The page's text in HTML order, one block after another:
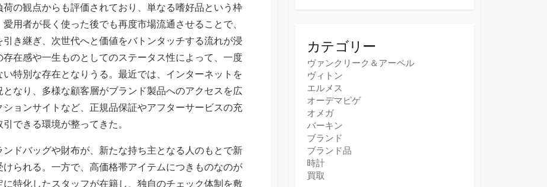
の観点からも評価されており、単なる嗜好品という枠
用者が長く使った後でも再度市場流通させることで、
き継ぎ、次世代へと価値をバトンタッチする流れが浸
在感や一生ものとしてのステータス性によって、一度
特別な存在となりうる。最近では、インターネットを
なり、多様な顧客層がブランド製品へのアクセスを広
ョンサイトなど、正規品保証やアフターサービスの充
できる環境が整ってきた。
ドバッグや財布が、新たな持ち主となる人のもとで新
られる。一方で、高価格帯アイテムにつきものなのが
特化したスタッフが在籍し、独自のチェック体制を敷
カテゴリー
ヴァンクリーク＆アーペル
ヴィトン
エルメス
オーデマピゲ
オメガ
バーキン
ブランド
ブランド品
時計
買取